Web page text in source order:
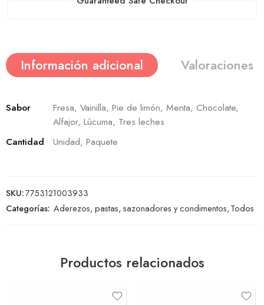
Información adicional Valoraciones
Sabor
Fresa, Vainilla, Pie de limón, Menta, Chocolate,
Alfajor, Lúcuma, Tres leches
Cantidad
Unidad, Paquete
SKU:7753121003933
Categorías: Aderezos, pastas, sazonadores y condimentos,Todos
Productos relacionados